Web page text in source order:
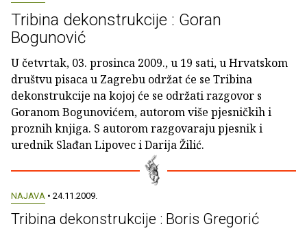
Tribina dekonstrukcije : Goran
Bogunović
U četvrtak, 03. prosinca 2009., u 19 sati, u Hrvatskom
društvu pisaca u Zagrebu održat će se Tribina
dekonstrukcije na kojoj će se održati razgovor s
Goranom Bogunovićem, autorom više pjesničkih i
proznih knjiga. S autorom razgovaraju pjesnik i
urednik Slađan Lipovec i Darija Žilić.
NAJAVA • 24.11.2009.
Tribina dekonstrukcije : Boris Gregorić